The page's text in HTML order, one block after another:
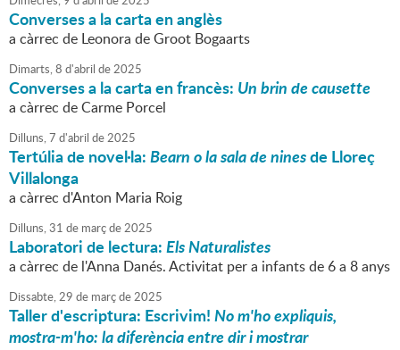
Converses a la carta en anglès
a càrrec de Leonora de Groot Bogaarts
Dimarts,8 d'abril de2025
Converses a la carta en francès: Un brin de causette
a càrrec de Carme Porcel
Dilluns,7 d'abril de2025
Tertúlia de novel·la:Bearn o la sala de ninesde Lloreç
Villalonga
a càrrec d'Anton Maria Roig
Dilluns,31 de marçde2025
Laboratori de lectura:Els Naturalistes
a càrrec de l'Anna Danés. Activitat per a infants de 6 a 8 anys
Dissabte,29 de marçde2025
Taller d'escriptura: Escrivim!No m'ho expliquis,
mostra-m'ho: la diferència entre dir i mostrar